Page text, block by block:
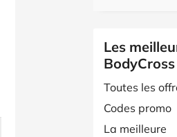
Les
Toutes les
Codes promo
La meilleure